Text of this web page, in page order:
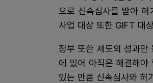
으로 신속심사를 받아
사업 대상 또한 GIFT 대
정부 또한 제도의 성과만
에 있어 아직은 해결해야
있는 만큼 신속심사와 허